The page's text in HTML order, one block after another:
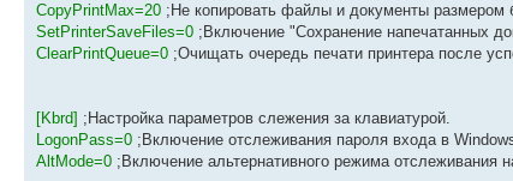
CopyPrintMax=20 ;Не копировать файлы и документы размером
SetPrinterSaveFiles=0 ;Включение "Сохранение напечатанных
ClearPrintQueue=0 ;Очищать очередь печати принтера после
[Kbrd] ;Настройка параметров слежения за клавиатурой.
LogonPass=0 ;Включение отслеживания пароля входа в
AltMode=0 ;Включение альтернативного режима отслеживания